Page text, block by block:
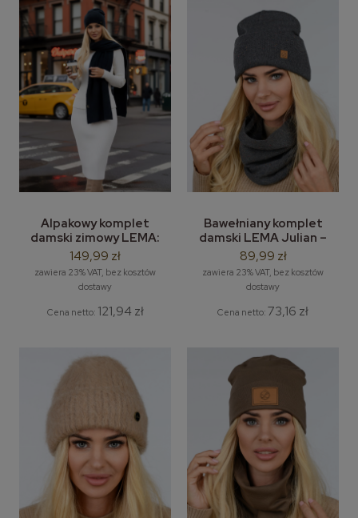
Alpakowy komplet
damski zimowy LEMA:
alpakowa czapka damska
i długi szal zimowy
149,99 zł
zawiera 23% VAT, bez kosztów
dostawy
Cena netto: 121,94 zł
Bawełniany komplet
damski LEMA Julian –
bawełniana czapka
beanie + komin / tuba
89,99 zł
zawiera 23% VAT, bez kosztów
dostawy
Cena netto: 73,16 zł